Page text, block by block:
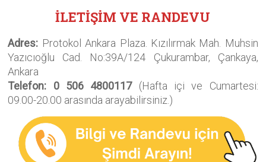
İLETİŞİM VE RANDEVU
Adres: Protokol Ankara Plaza. Kızılırmak Mah. Muhsin
Yazıcıoğlu Cad. No:39A/124 Çukurambar, Çankaya,
Ankara
Telefon: 0 506 4800117(Hafta içi ve Cumartesi:
09.00-20.00 arasında arayabilirsiniz.)